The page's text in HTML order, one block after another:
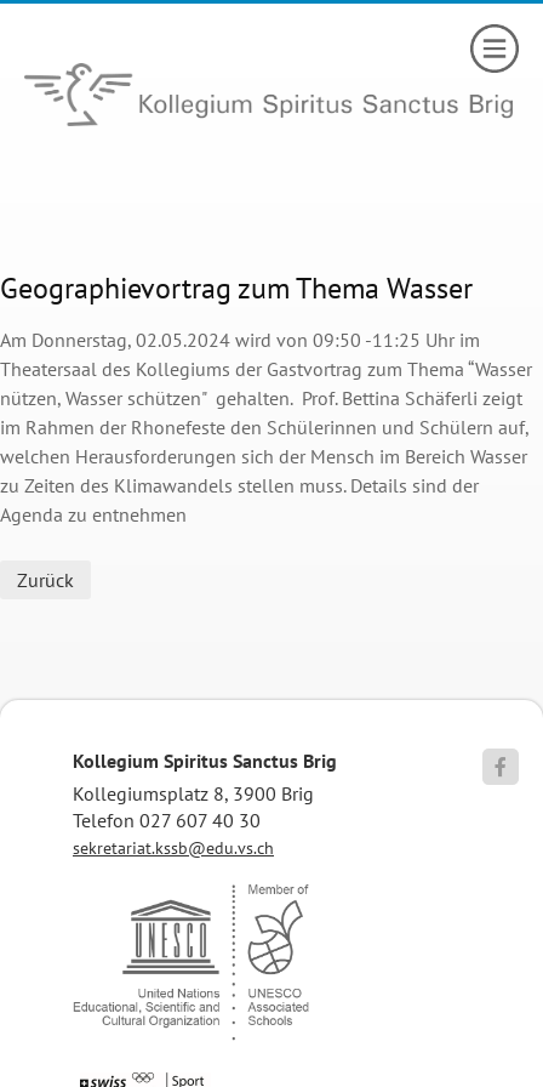
Geographievortrag zum Thema Wasser
Am Donnerstag, 02.05.2024 wird von 09:50 -11:25 Uhr im
Theatersaal des Kollegiums der Gastvortrag zum Thema “Wasser
nützen, Wasser schützen" gehalten. Prof. Bettina Schäferli zeigt
im Rahmen der Rhonefeste den Schülerinnen und Schülern auf,
welchen Herausforderungen sich der Mensch im Bereich Wasser
zu Zeiten des Klimawandels stellen muss. Details sind der
Agenda zu entnehmen
Zurück
Kollegium Spiritus Sanctus Brig
Kollegiumsplatz 8, 3900 Brig
Telefon 027 607 40 30
sekretariat.kssb@edu.vs.ch
